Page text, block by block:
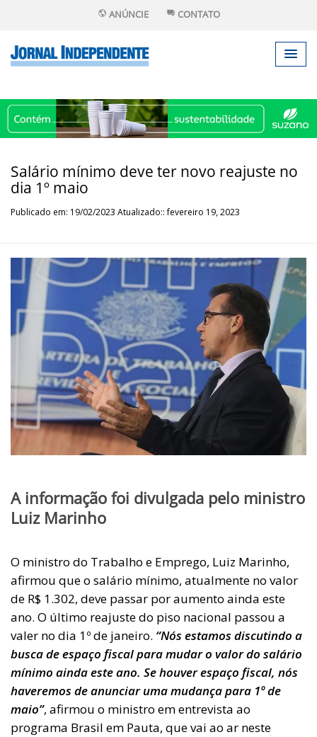
ANÚNCIE CONTATO
Salário mínimo deve ter novo reajuste no
dia 1º maio
Publicado em: 19/02/2023 Atualizado:: fevereiro 19, 2023
A informação foi divulgada pelo ministro
Luiz Marinho
O ministro do Trabalho e Emprego, Luiz Marinho,
afirmou que o salário mínimo, atualmente no valor
de R$ 1.302, deve passar por aumento ainda este
ano. O último reajuste do piso nacional passou a
valer no dia 1º de janeiro. “Nós estamos discutindo a
busca de espaço fiscal para mudar o valor do salário
mínimo ainda este ano. Se houver espaço fiscal, nós
haveremos de anunciar uma mudança para 1º de
maio”, afirmou o ministro em entrevista ao
programa Brasil em Pauta, que vai ao ar neste